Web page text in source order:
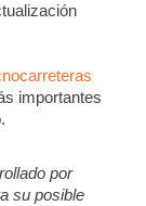
importantes
por
su posible